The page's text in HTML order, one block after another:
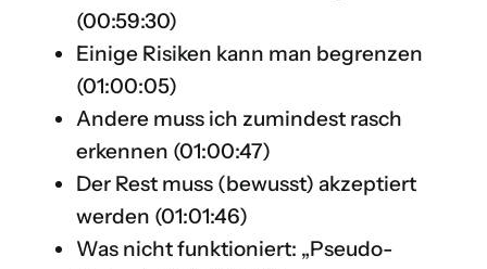
(00:59:30)
Einige Risiken kann man begrenzen
(01:00:05)
Andere muss ich zumindest rasch
erkennen (01:00:47)
Der Rest muss (bewusst) akzeptiert
werden (01:01:46)
Was nicht funktioniert: „Pseudo-